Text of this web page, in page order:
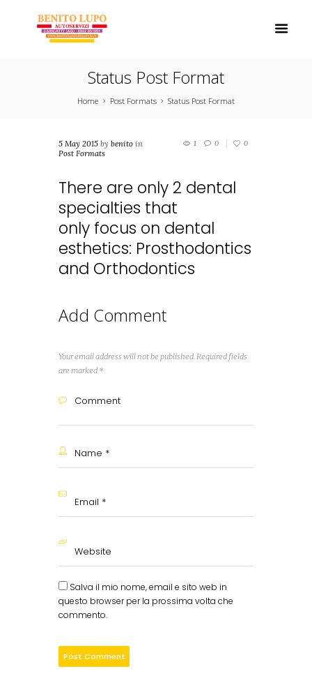
Status Post Format
Home Post Formats Status Post Format
5 May 2015 by benito in
Post Formats
1 0 0
There are only 2 dental
specialties that
only focus on dental
esthetics: Prosthodontics
and Orthodontics
Add Comment
Your email address will not be published. Required fields
are marked *
Salva il mio nome, email e sito web in
questo browser per la prossima volta che
commento.